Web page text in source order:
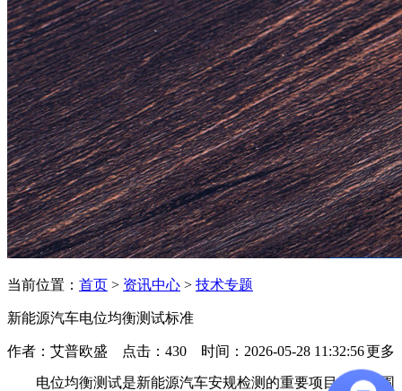
当前位置： 首页 > 资讯中心 > 技术专题
新能源汽车电位均衡测试标准
作者：艾普欧盛 点击：430 时间：2026-05-28 11:32:56更多
电位均衡测试是新能源汽车安规检测的重要项目。本文围